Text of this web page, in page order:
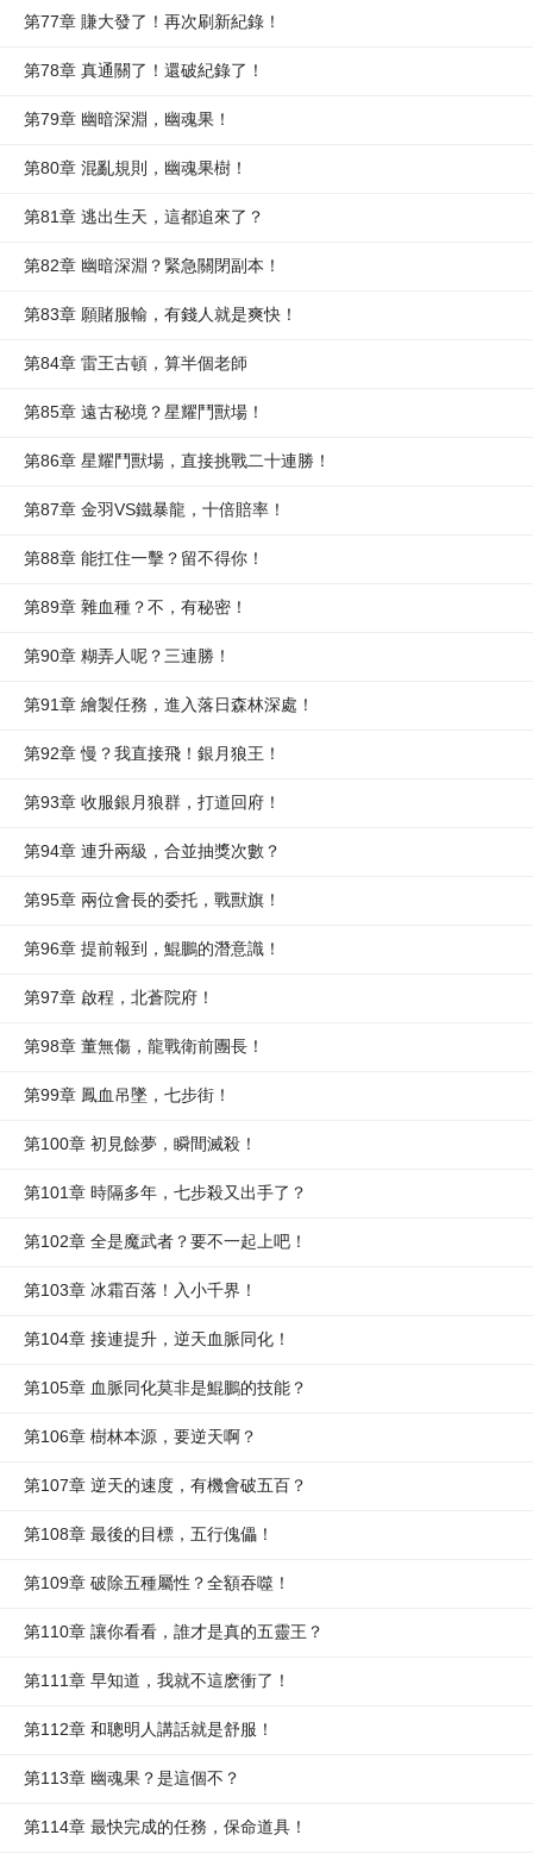
第77章 賺大發了！再次刷新紀錄！
第78章 真通關了！還破紀錄了！
第79章 幽暗深淵，幽魂果！
第80章 混亂規則，幽魂果樹！
第81章 逃出生天，這都追來了？
第82章 幽暗深淵？緊急關閉副本！
第83章 願賭服輸，有錢人就是爽快！
第84章 雷王古頓，算半個老師
第85章 遠古秘境？星耀鬥獸場！
第86章 星耀鬥獸場，直接挑戰二十連勝！
第87章 金羽VS鐵暴龍，十倍賠率！
第88章 能扛住一擊？留不得你！
第89章 雜血種？不，有秘密！
第90章 糊弄人呢？三連勝！
第91章 繪製任務，進入落日森林深處！
第92章 慢？我直接飛！銀月狼王！
第93章 收服銀月狼群，打道回府！
第94章 連升兩級，合並抽獎次數？
第95章 兩位會長的委托，戰獸旗！
第96章 提前報到，鯤鵬的潛意識！
第97章 啟程，北蒼院府！
第98章 董無傷，龍戰衛前團長！
第99章 鳳血吊墜，七步街！
第100章 初見餘夢，瞬間滅殺！
第101章 時隔多年，七步殺又出手了？
第102章 全是魔武者？要不一起上吧！
第103章 冰霜百落！入小千界！
第104章 接連提升，逆天血脈同化！
第105章 血脈同化莫非是鯤鵬的技能？
第106章 樹林本源，要逆天啊？
第107章 逆天的速度，有機會破五百？
第108章 最後的目標，五行傀儡！
第109章 破除五種屬性？全額吞噬！
第110章 讓你看看，誰才是真的五靈王？
第111章 早知道，我就不這麽衝了！
第112章 和聰明人講話就是舒服！
第113章 幽魂果？是這個不？
第114章 最快完成的任務，保命道具！